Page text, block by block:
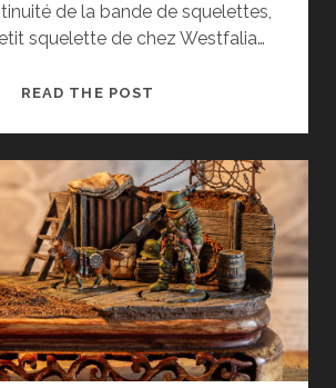
de la bande de squelettes,
squelette de chez Westfalia…
READ THE POST
DE
LA
MORT